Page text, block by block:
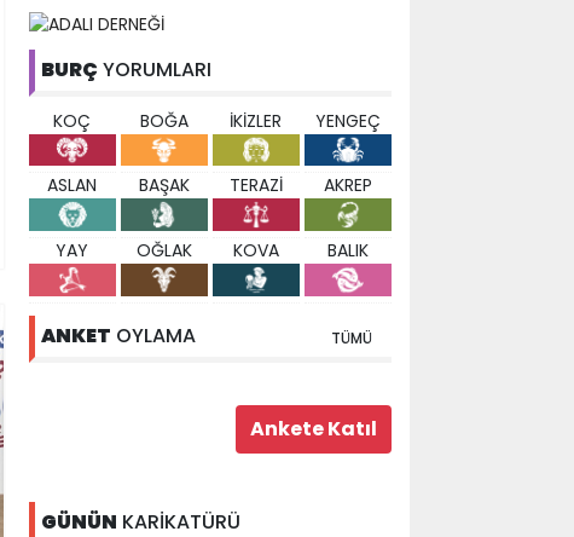
BURÇ YORUMLARI
KOÇ BOĞA İKİZLER YENGEÇ
ASLAN BAŞAK TERAZİ AKREP
YAY OĞLAK KOVA BALIK
ANKET OYLAMA TÜMÜ
GÜNÜN KARİKATÜRÜ